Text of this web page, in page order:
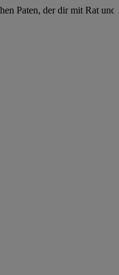
Paten, der dir mit Rat und